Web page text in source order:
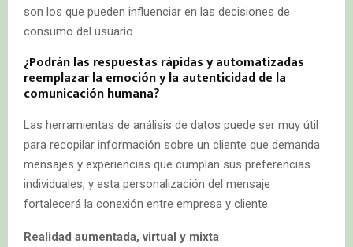
son los que pueden influenciar en las decisiones de
consumo del usuario.
¿Podrán las respuestas rápidas y automatizadas
reemplazar la emoción y la autenticidad de la
comunicación humana?
Las herramientas de análisis de datos puede ser muy útil
para recopilar información sobre un cliente que demanda
mensajes y experiencias que cumplan sus preferencias
individuales, y esta personalización del mensaje
fortalecerá la conexión entre empresa y cliente.
Realidad aumentada, virtual y mixta